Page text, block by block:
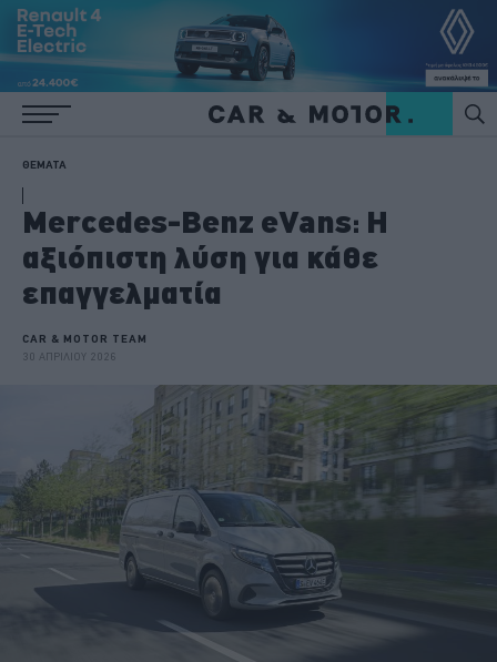
ΘΕΜΑΤΑ
Mercedes-Benz eVans: H
αξιόπιστη λύση για κάθε
επαγγελματία
CAR & MOTOR TEAM
30 ΑΠΡΙΛΙΟΥ 2026